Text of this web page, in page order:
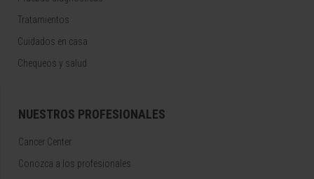
Tratamientos
Cuidados en casa
Chequeos y salud
NUESTROS PROFESIONALES
Cancer Center
Conozca a los profesionales